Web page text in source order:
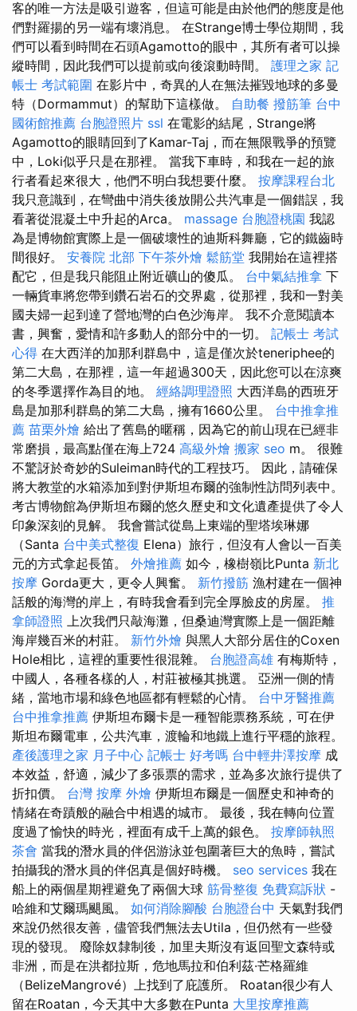
客的唯一方法是吸引遊客，但這可能是由於他們的態度是他
們對羅揚的另一端有壞消息。 在Strange博士學位期間，我
們可以看到時間在石頭Agamotto的眼中，其所有者可以操
縱時間，因此我們可以提前或向後滾動時間。 護理之家 記
帳士 考試範圍 在影片中，奇異的人在無法摧毀地球的多曼
特（Dormammut）的幫助下這樣做。 自助餐 撥筋筆 台中
國術館推薦 台胞證照片 ssl 在電影的結尾，Strange將
Agamotto的眼睛回到了Kamar-Taj，而在無限戰爭的預覽
中，Loki似乎只是在那裡。 當我下車時，和我在一起的旅
行者看起來很大，他們不明白我想要什麼。 按摩課程台北
我只意識到，在彎曲中消失後放開公共汽車是一個錯誤，我
看著從混凝土中升起的Arca。 massage 台胞證桃園 我認
為是博物館實際上是一個破壞性的迪斯科舞廳，它的鐵齒時
間很好。 安養院 北部 下午茶外燴 鬆筋堂 我開始在這裡搭
配它，但是我只能阻止附近礦山的傻瓜。 台中氣結推拿 下
一輛貨車將您帶到鑽石岩石的交界處，從那裡，我和一對美
國夫婦一起到達了營地灣的白色沙海岸。 我不介意閱讀本
書，興奮，愛情和許多動人的部分中的一切。 記帳士 考試
心得 在大西洋的加那利群島中，這是僅次於teneriphee的
第二大島，在那裡，這一年超過300天，因此您可以在涼爽
的冬季選擇作為目的地。 經絡調理證照 大西洋島的西班牙
島是加那利群島的第二大島，擁有1660公里。 台中推拿推
薦 苗栗外燴 給出了舊島的暱稱，因為它的前山現在已經非
常磨損，最高點僅在海上724 高級外燴 搬家 seo m。 很難
不驚訝於奇妙的Suleiman時代的工程技巧。 因此，請確保
將大教堂的水箱添加到對伊斯坦布爾的強制性訪問列表中。
考古博物館為伊斯坦布爾的悠久歷史和文化遺產提供了令人
印象深刻的見解。 我會嘗試從島上東端的聖塔埃琳娜
（Santa 台中美式整復 Elena）旅行，但沒有人會以一百美
元的方式拿起長笛。 外燴推薦 如今，橡樹嶺比Punta 新北
按摩 Gorda更大，更令人興奮。 新竹撥筋 漁村建在一個神
話般的海灣的岸上，有時我會看到完全厚臉皮的房屋。 推
拿師證照 上次我們只敲海灘，但桑迪灣實際上是一個距離
海岸幾百米的村莊。 新竹外燴 與黑人大部分居住的Coxen
Hole相比，這裡的重要性很混雜。 台胞證高雄 有梅斯特，
中國人，各種各樣的人，村莊被極其挑選。 亞洲一側的情
緒，當地市場和綠色地區都有輕鬆的心情。 台中牙醫推薦
台中推拿推薦 伊斯坦布爾卡是一種智能票務系統，可在伊
斯坦布爾電車，公共汽車，渡輪和地鐵上進行平穩的旅程。
產後護理之家 月子中心 記帳士 好考嗎 台中輕井澤按摩 成
本效益，舒適，減少了多張票的需求，並為多次旅行提供了
折扣價。 台灣 按摩 外燴 伊斯坦布爾是一個歷史和神奇的
情緒在奇蹟般的融合中相遇的城市。 最後，我在轉向位置
度過了愉快的時光，裡面有成千上萬的銀色。 按摩師執照
茶會 當我的潛水員的伴侶游泳並包圍著巨大的魚時，嘗試
拍攝我的潛水員的伴侶真是個好時機。 seo services 我在
船上的兩個星期裡避免了兩個大球 筋骨整復 免費寫訴狀 -
哈維和艾爾瑪颶風。 如何消除腳酸 台胞證台中 天氣對我們
來說仍然很友善，儘管我們無法去Utila，但仍然有一些發
現的發現。 廢除奴隸制後，加里夫斯沒有返回聖文森特或
非洲，而是在洪都拉斯，危地馬拉和伯利茲·芒格羅維
（BelizeMangrové）上找到了庇護所。 Roatan很少有人
留在Roatan，今天其中大多數在Punta 大里按摩推薦